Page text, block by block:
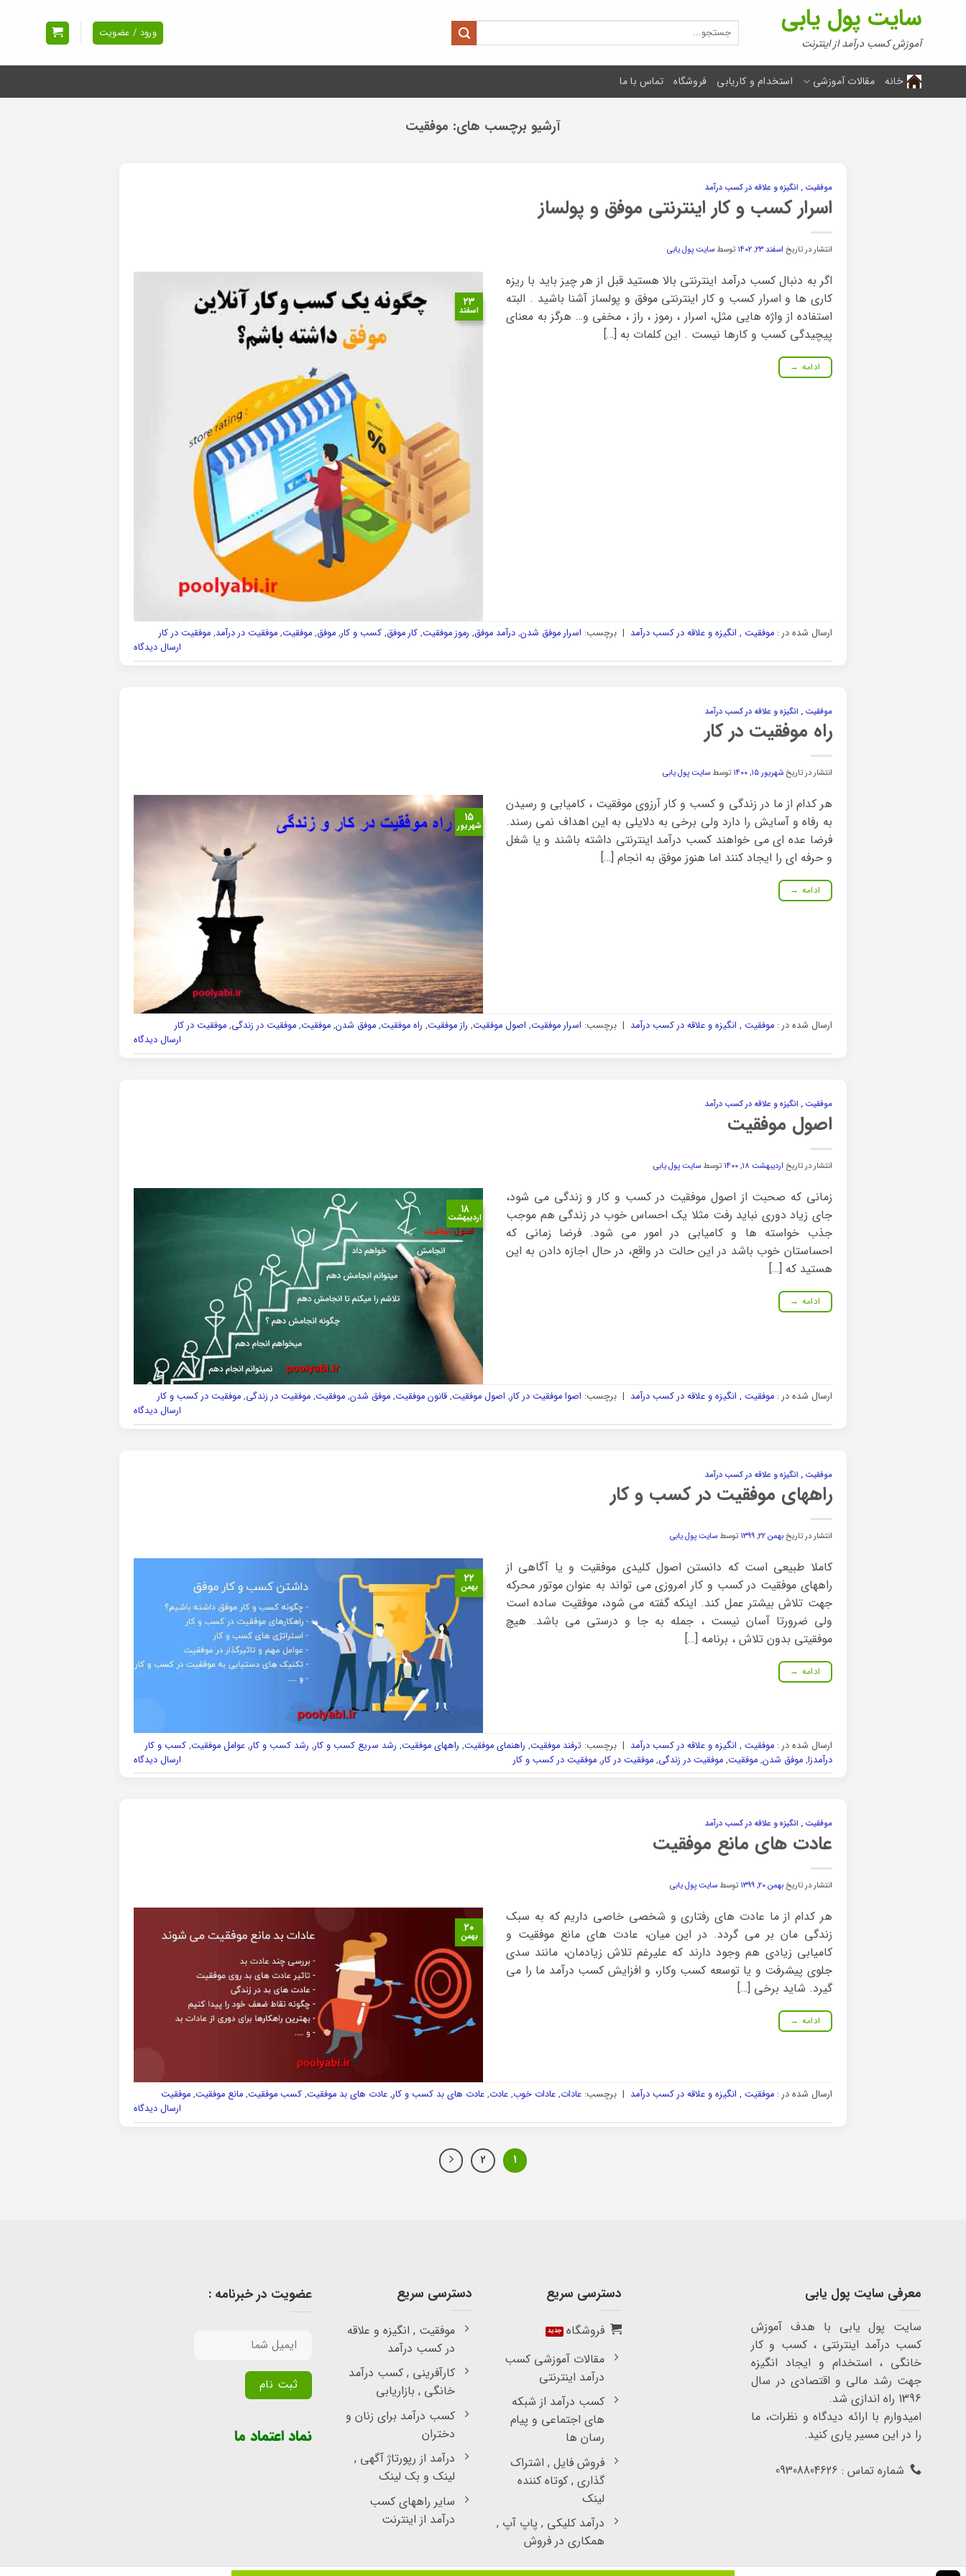
سایت پول یابی
آموزش کسب درآمد از اینترنت
جستجو
برای:
ورود / عضویت
خانه مقالات آموزشی استخدام و کاریابی فروشگاه تماس با ما
آرشیو برچسب های: موفقیت
موفقیت , انگیزه و علاقه در کسب درآمد
اسرار کسب و کار اینترنتی موفق و پولساز
انتشار در تاریخ اسفند ۲۳, ۱۴۰۲ توسطسایت پول یابی
۲۳
اسفند
اگر به دنبال کسب درآمد اینترنتی بالا هستید قبل از هر چیز باید با ریزه
کاری ها و اسرار کسب و کار اینترنتی موفق و پولساز آشنا باشید . البته
استفاده از واژه هایی مثل، اسرار ، رموز ، راز ، مخفی و… هرگز به معنای
پیچیدگی کسب و کارها نیست . این کلمات به […]
ادامه →
ارسال شده در :موفقیت , انگیزه و علاقه در کسب درآمد | برچسب: اسرار موفق شدن,درآمد موفق, رموز موفقیت,کار موفق,کسب و کار,موفق,موفقیت,موفقیت در درآمد,موفقیت در کار
ارسال دیدگاه
موفقیت , انگیزه و علاقه در کسب درآمد
راه موفقیت در کار
انتشار در تاریخشهریور ۱۵, ۱۴۰۰ توسطسایت پول یابی
۱۵
شهریور
هر کدام از ما در زندگی و کسب و کار آرزوی موفقیت ، کامیابی و رسیدن
به رفاه و آسایش را دارد ولی برخی به دلایلی به این اهداف نمی رسند.
فرضا عده ای می خواهند کسب درآمد اینترنتی داشته باشند و یا شغل
و حرفه ای را ایجاد کنند اما هنوز موفق به انجام […]
ادامه →
ارسال شده در :موفقیت , انگیزه و علاقه در کسب درآمد | برچسب: اسرار موفقیت, اصول موفقیت, راز موفقیت, راه موفقیت,موفق شدن,موفقیت,موفقیت در زندگی,موفقیت در کار
ارسال دیدگاه
موفقیت , انگیزه و علاقه در کسب درآمد
اصول موفقیت
انتشار در تاریخ اردیبهشت ۱۸, ۱۴۰۰ توسطسایت پول یابی
۱۸
اردیبهشت
زمانی که صحبت از اصول موفقیت در کسب و کار و زندگی می شود،
جای زیاد دوری نباید رفت مثلا یک احساس خوب در زندگی هم موجب
جذب خواسته ها و کامیابی در امور می شود. فرضا زمانی که
احساستان خوب باشد در این حالت در واقع، در حال اجازه دادن به این
هستید که […]
ادامه →
ارسال شده در :موفقیت , انگیزه و علاقه در کسب درآمد | برچسب: اصوا موفقیت در کار, اصول موفقیت,قانون موفقیت,موفق شدن,موفقیت,موفقیت در زندگی,موفقیت در کسب و کار
ارسال دیدگاه
موفقیت , انگیزه و علاقه در کسب درآمد
راههای موفقیت در کسب و کار
انتشار در تاریخبهمن ۲۲, ۱۳۹۹ توسطسایت پول یابی
۲۲
بهمن
کاملا طبیعی است که دانستن اصول کلیدی موفقیت و یا آگاهی از
راههای موفقیت در کسب و کار امروزی می تواند به عنوان موتور محرکه
جهت تلاش بیشتر عمل کند. اینکه گفته می شود، موفقیت ساده است
ولی ضرورتا آسان نیست ، جمله به جا و درستی می باشد. هیچ
موفقیتی بدون تلاش ، برنامه […]
ادامه →
ارسال شده در :موفقیت , انگیزه و علاقه در کسب درآمد | برچسب:ترفند موفقیت, راهنمای موفقیت, راههای موفقیت, رشد سریع کسب و کار, رشد کسب و کار,عوامل موفقیت,کسب و کار
درآمدزا,موفق شدن,موفقیت,موفقیت در زندگی,موفقیت در کار,موفقیت در کسب و کار ارسال دیدگاه
موفقیت , انگیزه و علاقه در کسب درآمد
عادت های مانع موفقیت
انتشار در تاریخبهمن ۲۰, ۱۳۹۹ توسطسایت پول یابی
۲۰
بهمن
هر کدام از ما عادت های رفتاری و شخصی خاصی داریم که به سبک
زندگی مان بر می گردد. در این میان، عادت های مانع موفقیت و
کامیابی زیادی هم وجود دارند که علیرغم تلاش زیادمان، مانند سدی
جلوی پیشرفت و یا توسعه کسب وکار، و افزایش کسب درآمد ما را می
گیرد. شاید برخی […]
ادامه →
ارسال شده در :موفقیت , انگیزه و علاقه در کسب درآمد | برچسب:عادات,عادات خوب,عادت,عادت های بد کسب و کار,عادت های بد موفقیت,کسب موفقیت,مانع موفقیت,موفقیت
ارسال دیدگاه
1
2
معرفی سایت پول یابی
سایت پول یابی با هدف آموزش
کسب درآمد اینترنتی ، کسب و کار
خانگی ، استخدام و ایجاد انگیزه
جهت رشد مالی و اقتصادی در سال
1396 راه اندازی شد.
امیدوارم با ارائه دیدگاه و نظرات، ما
را در این مسیر یاری کنید.
شماره تماس : 09308804626
دسترسی سریع
فروشگاه
مقالات آموزشی کسب
درآمد اینترنتی
کسب درآمد از شبکه
های اجتماعی و پیام
رسان ها
فروش فایل , اشتراک
گذاری , کوتاه کننده
لینک
درآمد کلیکی , پاپ آپ ,
همکاری در فروش
دسترسی سریع
موفقیت , انگیزه و علاقه
در کسب درآمد
کارآفرینی , کسب درآمد
خانگی , بازاریابی
کسب درآمد برای زنان و
دختران
درآمد از رپورتاژ آگهی ,
لینک و بک لینک
سایر راههای کسب
درآمد از اینترنت
عضویت در خبرنامه :
نماد اعتماد ما